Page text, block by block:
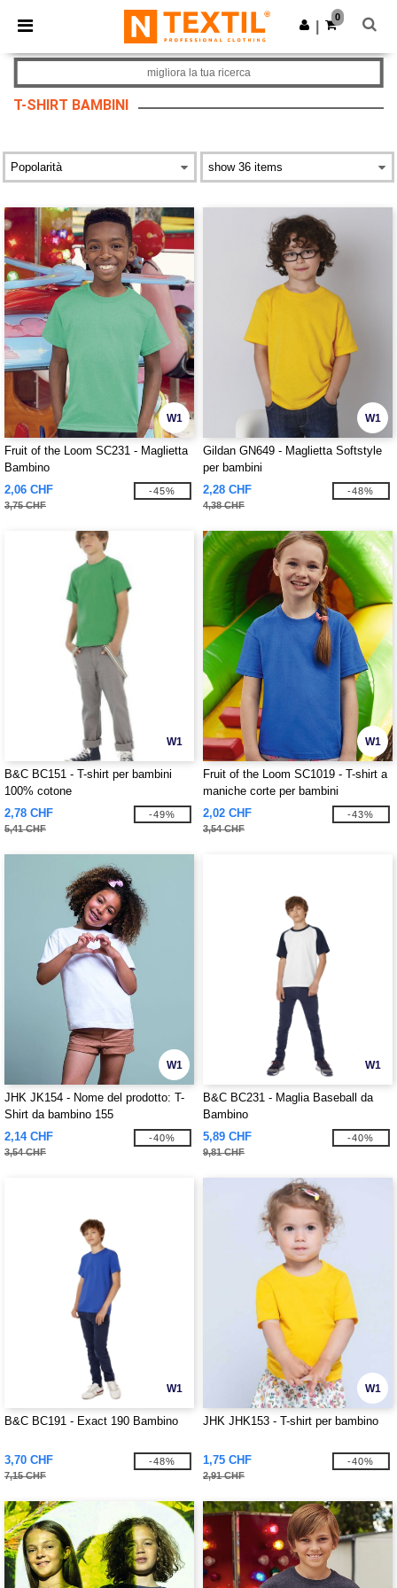
× App Ntextil
Prezzi migliori sull'app!
Scarica app
0
T-SHIRT BAMBINI
migliora la tua ricerca
W1
Fruit of the Loom SC231 - Maglietta
Bambino
2,06 CHF
3,75 CHF
-45%
W1
Gildan GN649 - Maglietta Softstyle
per bambini
2,28 CHF
4,38 CHF
-48%
W1
B&C BC151 - T-shirt per bambini
100% cotone
2,78 CHF
5,41 CHF
-49%
W1
Fruit of the Loom SC1019 - T-shirt a
maniche corte per bambini
2,02 CHF
3,54 CHF
-43%
W1
JHK JK154 - Nome del prodotto: T-
Shirt da bambino 155
2,14 CHF
3,54 CHF
-40%
W1
B&C BC231 - Maglia Baseball da
Bambino
5,89 CHF
9,81 CHF
-40%
W1
B&C BC191 - Exact 190 Bambino
3,70 CHF
7,15 CHF
-48%
W1
JHK JHK153 - T-shirt per bambino
1,75 CHF
2,91 CHF
-40%